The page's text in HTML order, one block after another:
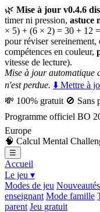
🌿 Mise à jour v0.4.6
timer ni pression, astuce
× 5) + (6 × 2) = 30 + 12
pour réviser sereinement,
compétences en couleur,
vitesse de lecture).
Mise à jour automatique
n'est perdue. ⬇️ Mettre à
💸 100% gratuit 🚫 Sans
Programme officiel BO
Europe
🧠 Calcul Mental
☰
Accueil
Le jeu ▾
Modes de jeu
enseignant Mode famille
parent Jeu gratuit